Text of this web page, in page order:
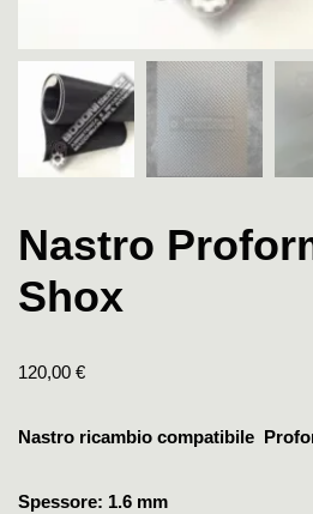
Nastro
Shox
120,00 €
Nastro ricambio compatibile
Spessore: 1.6 mm